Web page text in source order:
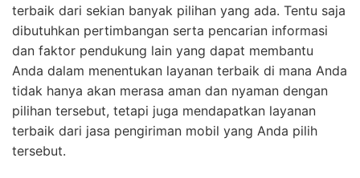
terbaik dari sekian banyak pilihan yang ada. Tentu saja
dibutuhkan pertimbangan serta pencarian informasi
dan faktor pendukung lain yang dapat membantu
Anda dalam menentukan layanan terbaik di mana Anda
tidak hanya akan merasa aman dan nyaman dengan
pilihan tersebut, tetapi juga mendapatkan layanan
terbaik dari jasa pengiriman mobil yang Anda pilih
tersebut.